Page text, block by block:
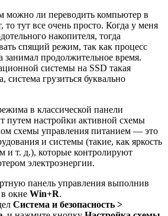
можно ли переводить компьютер в
тут все очень просто. Когда у меня
накопителя, тогда
спящий режим, так как процесс
занимал продолжительное время.
системы на SSD такая
система грузиться буквально
в классической панели
путем настройки активной схемы
схемы управления питанием — это
и системы (такие, как яркость
и т. д.), которые контролируют
электроэнергии.
панель управления выполнив
в окне Win+R.
Система и безопасность >